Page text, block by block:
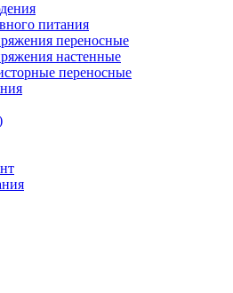
питания
переносные
настенные
переносные